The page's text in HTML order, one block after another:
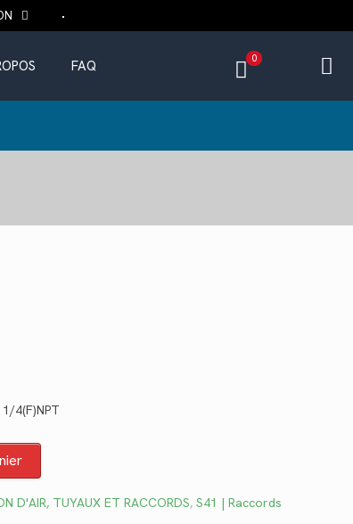
FAQ 0
4(F)NPT
D'AIR, TUYAUX ET RACCORDS, S41 | Raccords